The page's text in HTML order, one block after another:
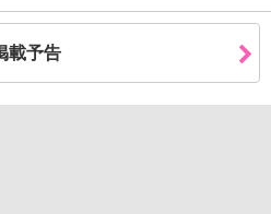
載予告